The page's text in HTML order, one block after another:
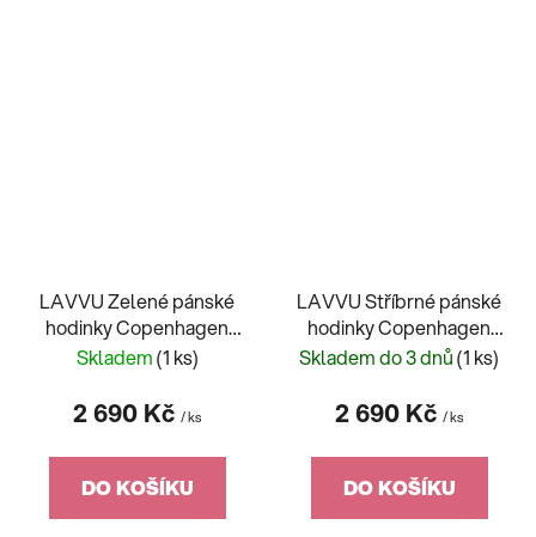
LAVVU Zelené pánské
hodinky Copenhagen
Titanium Green Safir
Skladem(1 ks)
2 690 Kč / ks
DO KOŠÍKU
LAVVU Stříbrné pánské
hodinky Copenhagen
Titanium Silver Safir
Skladem do 3 dnů(1 ks)
2 690 Kč / ks
DO KOŠÍKU